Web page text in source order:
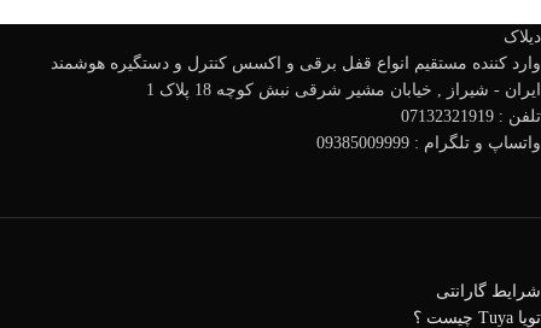
دیلاک
وارد کننده مستقیم انواع قفل برقی و اکسس کنترل و دستگیره هوشمند
ایران - شیراز , خیابان مشیر شرقی نبش کوچه 18 پلاک 1
تلفن : 07132321919
واتساپ و تلگرام : 09385009999
شرایط گارانتی
تویا Tuya چیست ؟